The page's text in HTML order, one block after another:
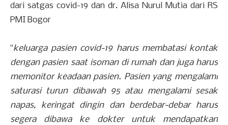
dari satgas covid-19 dan dr. Alisa Nurul Mutia dari RS
PMI Bogor
"keluarga pasien covid-19 harus membatasi kontak
dengan pasien saat isoman di rumah dan juga harus
memonitor keadaan pasien. Pasien yang mengalami
saturasi turun dibawah 95 atau mengalami sesak
napas, keringat dingin dan berdebar-debar harus
segera dibawa ke dokter untuk mendapatkan